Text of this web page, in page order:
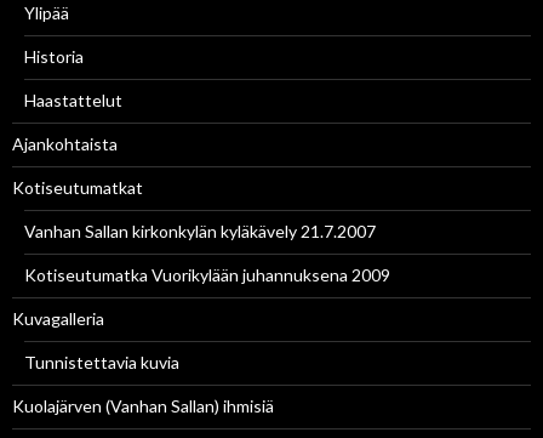
Ylipää
Historia
Haastattelut
Ajankohtaista
Kotiseutumatkat
Vanhan Sallan kirkonkylän kyläkävely 21.7.2007
Kotiseutumatka Vuorikylään juhannuksena 2009
Kuvagalleria
Tunnistettavia kuvia
Kuolajärven (Vanhan Sallan) ihmisiä